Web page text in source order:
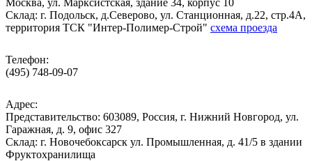
Cклад: г. Подольск, д.Северово, ул. Станционная, д.22, стр.4А,
территория ТСК "Интер-Полимер-Строй" схема проезда
Телефон:
(495) 748-09-07
Адрес:
Представительство: 603089, Россия, г. Нижний Новгород, ул.
Гаражная, д. 9, офис 327
Склад: г. Новочебоксарск ул. Промышленная, д. 41/5 в здании
Фруктохранилища